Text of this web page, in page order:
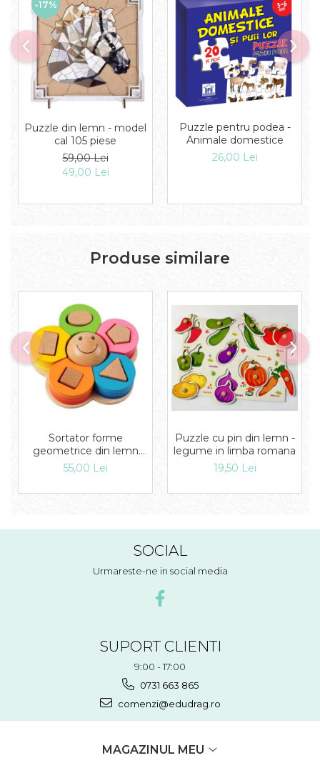
-17%
Puzzle din lemn - model
cal 105 piese
59,00 Lei
49,00 Lei
Puzzle pentru podea -
Animale domestice
26,00 Lei
Produse similare
Sortator forme
geometrice din lemn
Floare
55,00 Lei
Puzzle cu pin din lemn -
legume in limba romana
19,50 Lei
SOCIAL
Urmareste-ne in social media
SUPORT CLIENTI
9:00 - 17:00
0731 663 865
comenzi@edudrag.ro
MAGAZINUL MEU